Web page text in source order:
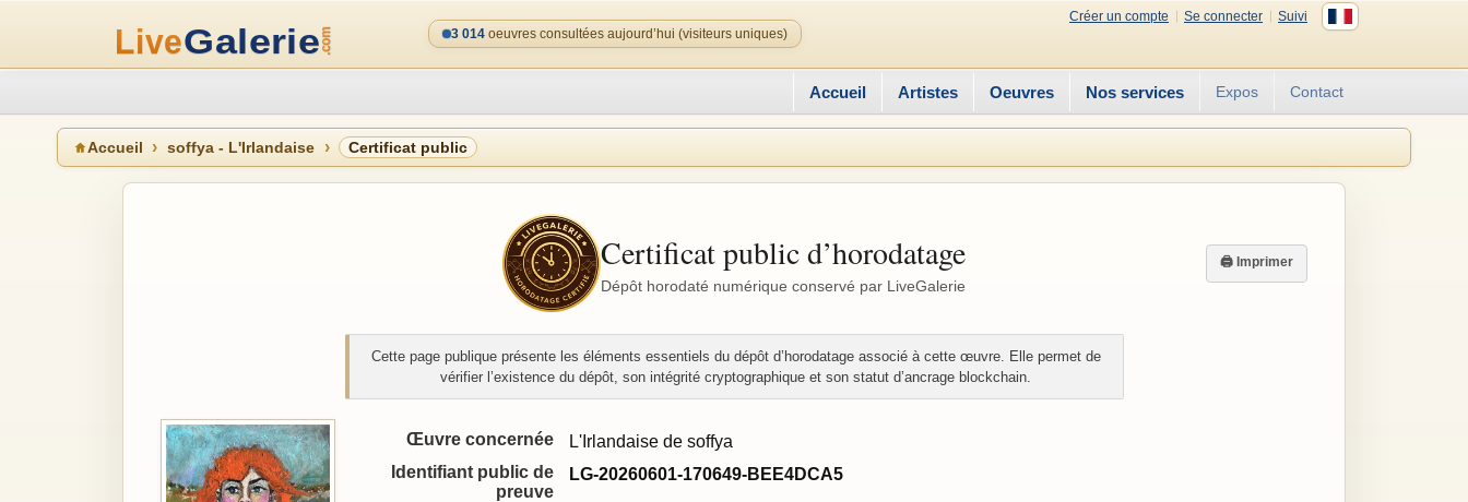
Créer un compte Se connecter
Suivi
3 014 oeuvres consultées aujourd’hui (visiteurs uniques)
Accueil Artistes Oeuvres Nos services Expos Contact
Accueil soffya - L'Irlandaise Certificat public
Certificat public d’horodatage
Dépôt horodaté numérique conservé par LiveGalerie
🖨 Imprimer
Cette page publique présente les éléments essentiels du dépôt d’horodatage associé à cette œuvre. Elle permet de
vérifier l’existence du dépôt, son intégrité cryptographique et son statut d’ancrage blockchain.
Œuvre concernée
L'Irlandaise de soffya
Identifiant public de
preuve
LG-20260601-170649-BEE4DCA5